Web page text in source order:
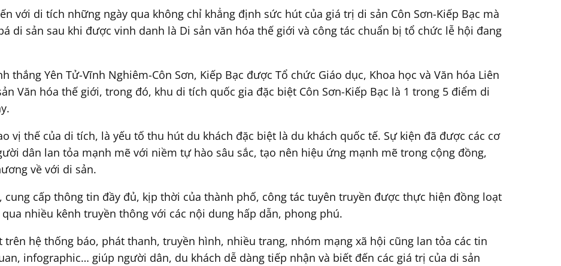
với di tích những ngày qua không chỉ khẳng định sức hút của giá trị di sản Côn Sơn-Kiếp Bạc mà
di sản sau khi được vinh danh là Di sản văn hóa thế giới và công tác chuẩn bị tổ chức lễ hội đang
thắng Yên Tử-Vĩnh Nghiêm-Côn Sơn, Kiếp Bạc được Tổ chức Giáo dục, Khoa học và Văn hóa Liên
Văn hóa thế giới, trong đó, khu di tích quốc gia đặc biệt Côn Sơn-Kiếp Bạc là 1 trong 5 điểm di
vị thế của di tích, là yếu tố thu hút du khách đặc biệt là du khách quốc tế. Sự kiện đã được các cơ
dân lan tỏa mạnh mẽ với niềm tự hào sâu sắc, tạo nên hiệu ứng mạnh mẽ trong cộng đồng,
về với di sản.
cấp thông tin đầy đủ, kịp thời của thành phố, công tác tuyên truyền được thực hiện đồng loạt
nhiều kênh truyền thông với các nội dung hấp dẫn, phong phú.
trên hệ thống báo, phát thanh, truyền hình, nhiều trang, nhóm mạng xã hội cũng lan tỏa các tin
infographic… giúp người dân, du khách dễ dàng tiếp nhận và biết đến các giá trị của di sản